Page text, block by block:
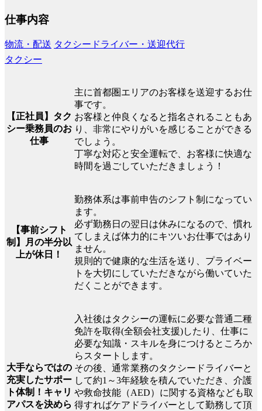
仕事内容
物流・配送 タクシードライバー・送迎代行
タクシー
【正社員】タク
シー乗務員のお
仕事
主に首都圏エリアのお客様を送迎するお仕
事です。
お客様と仲良くなると指名されることもあ
り、非常にやりがいを感じることができる
でしょう。
丁寧な対応と安全運転で、お客様に快適な
時間を過ごしていただきましょう！
【事前シフト
制】月の半分以
上が休日！
勤務体系は事前申告のシフト制になってい
ます。
必ず勤務日の翌日は休みになるので、慣れ
てしまえば体力的にキツいお仕事ではあり
ません。
規則的で健康的な生活を送り、プライベー
トを大切にしていただきながら働いていた
だくことができます。
大手ならではの
充実したサポー
ト体制！キャリ
アパスを決めら
入社後はタクシーの運転に必要な普通二種
免許を取得(全額会社支援)したり、仕事に
必要な知識・スキルを身につけるところか
らスタートします。
その後、通常業務のタクシードライバーと
して約1～3年経験を積んでいただき、介護
や救命技能（AED）に関する資格なども取
得すればケアドライバーとして勤務して頂